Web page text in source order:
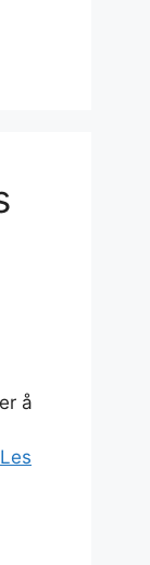
å
Les